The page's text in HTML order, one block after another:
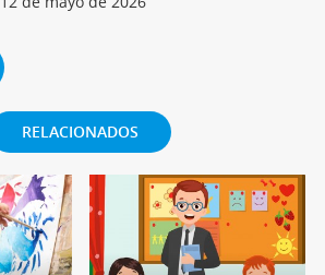
RELACIONADOS